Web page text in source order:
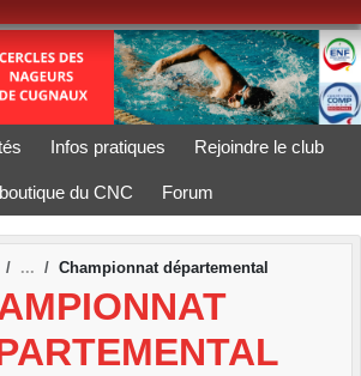
Infos pratiques Rejoindre le club
du CNC Forum
Championnat départemental